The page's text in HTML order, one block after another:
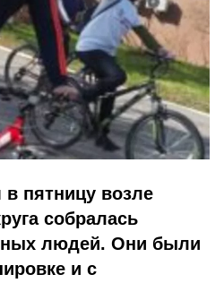
пятницу возле
собралась
людей. Они были
и с